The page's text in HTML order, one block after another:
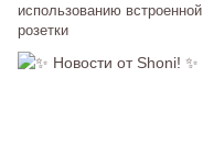
использованию встроенной
розетки